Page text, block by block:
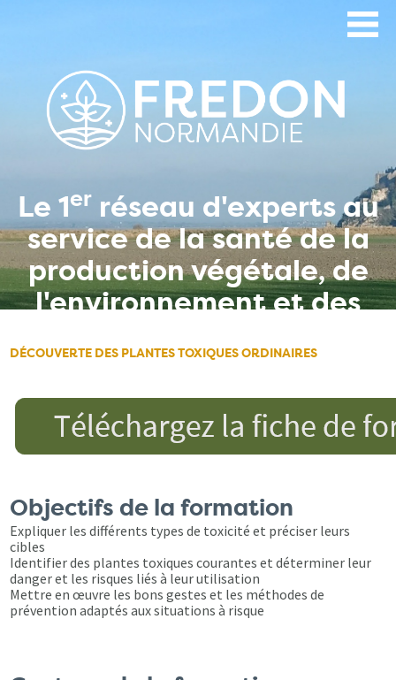
Le 1erréseau d'experts au
service de la santé de la
production végétale, de
l'environnement et des
DÉCOUVERTE DES PLANTES TOXIQUES ORDINAIRES
Objectifs de la formation
Expliquer les différents types de toxicité et préciser leurs
cibles
Identifier des plantes toxiques courantes et déterminer leur
danger et les risques liés à leur utilisation
Mettre en œuvre les bons gestes et les méthodes de
prévention adaptés aux situations à risque